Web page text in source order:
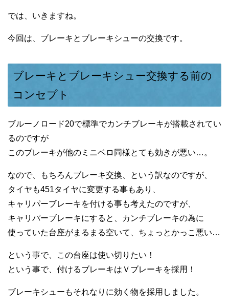
では、いきますね。
今回は、ブレーキとブレーキシューの交換です。
ブレーキとブレーキシュー交換する前の
コンセプト
ブルーノロード20で標準でカンチブレーキが搭載されてい
るのですが
このブレーキが他のミニベロ同様とても効きが悪い…。
なので、もちろんブレーキ交換、という訳なのですが、
タイヤも451タイヤに変更する事もあり、
キャリパーブレーキを付ける事も考えたのですが、
キャリパーブレーキにすると、カンチブレーキの為に
使っていた台座がまるまる空いて、ちょっとかっこ悪い…
という事で、この台座は使い切りたい！
という事で、付けるブレーキはＶブレーキを採用！
ブレーキシューもそれなりに効く物を採用しました。